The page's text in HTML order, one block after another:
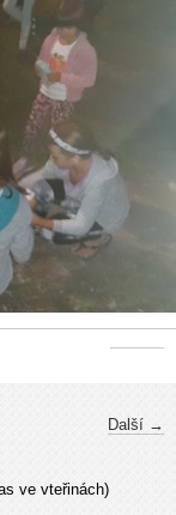
Další →
ve vteřinách)